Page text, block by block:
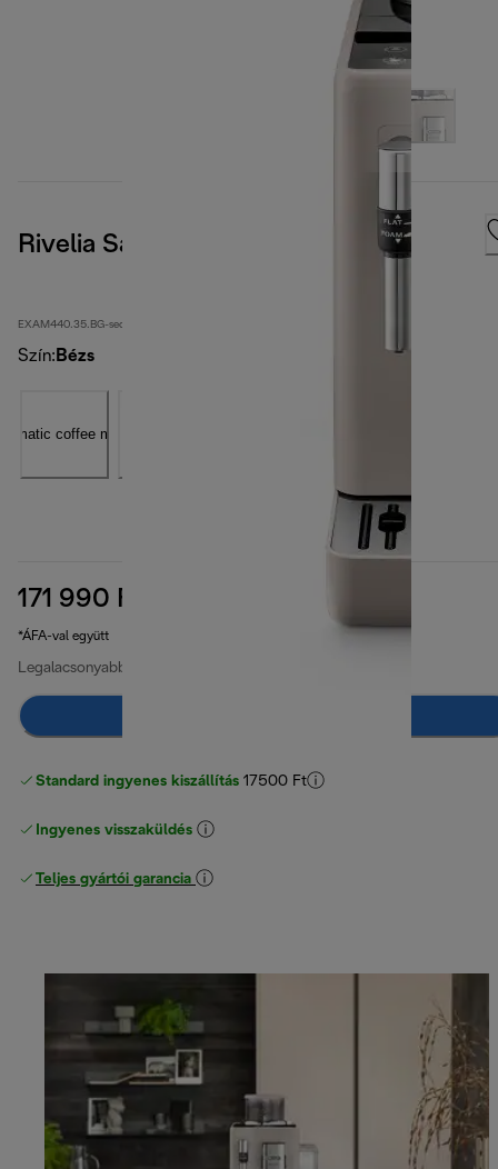
Rivelia Sand Beige
EXAM440.35.BG-second
Szín: Bézs
171 990 Ft
*ÁFA-val együtt
Legalacsonyabb ár az elmúlt 30 napban
Standard ingyenes kiszállítás 17500 Ft
Ingyenes visszaküldés
Teljes gyártói garancia